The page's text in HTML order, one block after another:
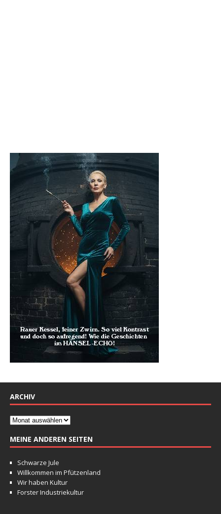
ARCHIV
MEINE ANDEREN SEITEN
Schwarze Jule
Willkommen im Pfützenland
Wir haben Kultur
Forster Industriekultur